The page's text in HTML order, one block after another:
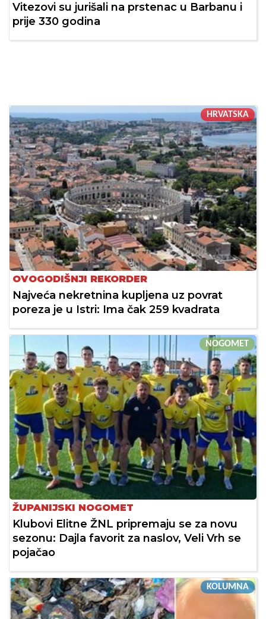
Vitezovi su jurišali na prstenac u Barbanu i
prije 330 godina
HRVATSKA
OVOGODIŠNJI REKORDER
Najveća nekretnina kupljena uz povrat
poreza je u Istri: Ima čak 259 kvadrata
NOGOMET
ŽUPANIJSKI NOGOMET
Klubovi Elitne ŽNL pripremaju se za novu
sezonu: Dajla favorit za naslov, Veli Vrh se
pojačao
KOLUMNA